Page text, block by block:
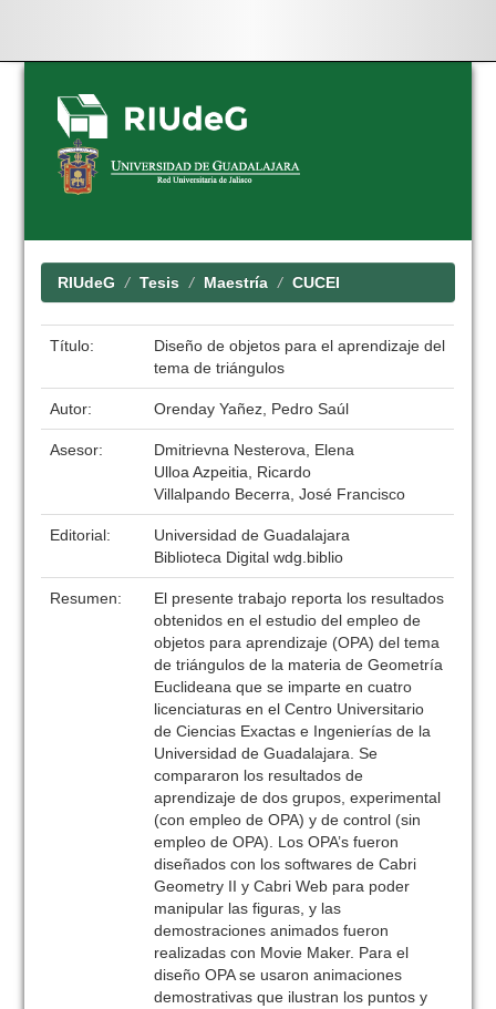
Skip
navigation
RIUdeG Tesis Maestría CUCEI
Título:
Diseño de objetos para el aprendizaje del
tema de triángulos
Autor: Orenday Yañez, Pedro Saúl
Asesor:
Dmitrievna Nesterova, Elena
Ulloa Azpeitia, Ricardo
Villalpando Becerra, José Francisco
Editorial:
Universidad de Guadalajara
Biblioteca Digital wdg.biblio
Resumen:
El presente trabajo reporta los resultados
obtenidos en el estudio del empleo de
objetos para aprendizaje (OPA) del tema
de triángulos de la materia de Geometría
Euclideana que se imparte en cuatro
licenciaturas en el Centro Universitario
de Ciencias Exactas e Ingenierías de la
Universidad de Guadalajara. Se
compararon los resultados de
aprendizaje de dos grupos, experimental
(con empleo de OPA) y de control (sin
empleo de OPA). Los OPA’s fueron
diseñados con los softwares de Cabri
Geometry II y Cabri Web para poder
manipular las figuras, y las
demostraciones animados fueron
realizadas con Movie Maker. Para el
diseño OPA se usaron animaciones
demostrativas que ilustran los puntos y